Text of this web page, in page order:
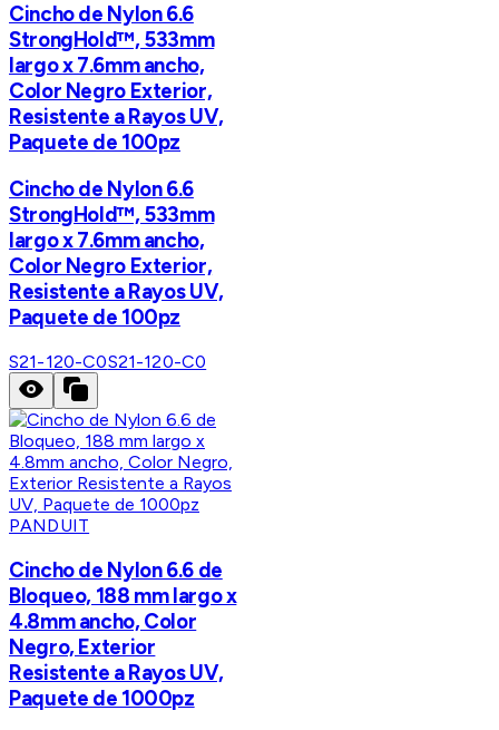
Cincho de Nylon 6.6
StrongHold™, 533mm
largo x 7.6mm ancho,
Color Negro Exterior,
Resistente a Rayos UV,
Paquete de 100pz
Cincho de Nylon 6.6
StrongHold™, 533mm
largo x 7.6mm ancho,
Color Negro Exterior,
Resistente a Rayos UV,
Paquete de 100pz
S21-120-C0S21-120-C0
PANDUIT
Cincho de Nylon 6.6 de
Bloqueo, 188 mm largo x
4.8mm ancho, Color
Negro, Exterior
Resistente a Rayos UV,
Paquete de 1000pz